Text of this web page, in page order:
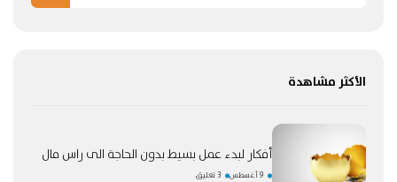
الأكثر مشاهدة
أفكار لبدء عمل بسيط بدون الحاجة الى راس مال
9 أغسطس 3 تعليق